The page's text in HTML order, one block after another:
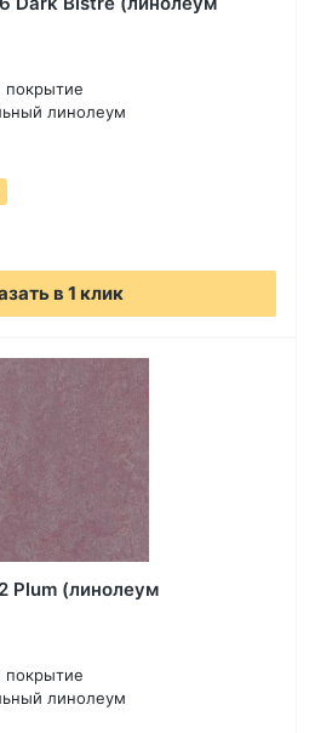
покрытие
линолеум
в 1 клик
Plum (линолеум
покрытие
линолеум